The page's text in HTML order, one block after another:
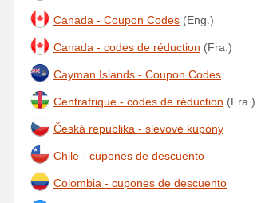
Canada - Coupon Codes (Eng.)
Canada - codes de réduction (Fra.)
Cayman Islands - Coupon Codes
Centrafrique - codes de réduction (Fra.)
Česká republika - slevové kupóny
Chile - cupones de descuento
Colombia - cupones de descuento